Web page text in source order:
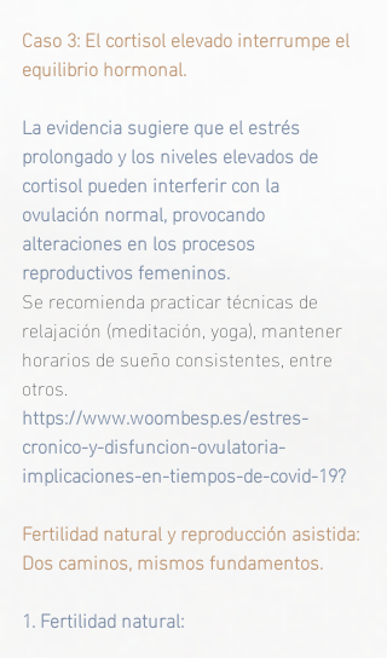
Caso 3: El cortisol elevado interrumpe el
equilibrio hormonal.
La evidencia sugiere que el estrés
prolongado y los niveles elevados de
cortisol pueden interferir con la
ovulación normal, provocando
alteraciones en los procesos
reproductivos femeninos.
Se recomienda practicar técnicas de
relajación (meditación, yoga), mantener
horarios de sueño consistentes, entre
otros.
https://www.woombesp.es/estres-
cronico-y-disfuncion-ovulatoria-
implicaciones-en-tiempos-de-covid-19?
Fertilidad natural y reproducción asistida:
Dos caminos, mismos fundamentos.
1. Fertilidad natural: